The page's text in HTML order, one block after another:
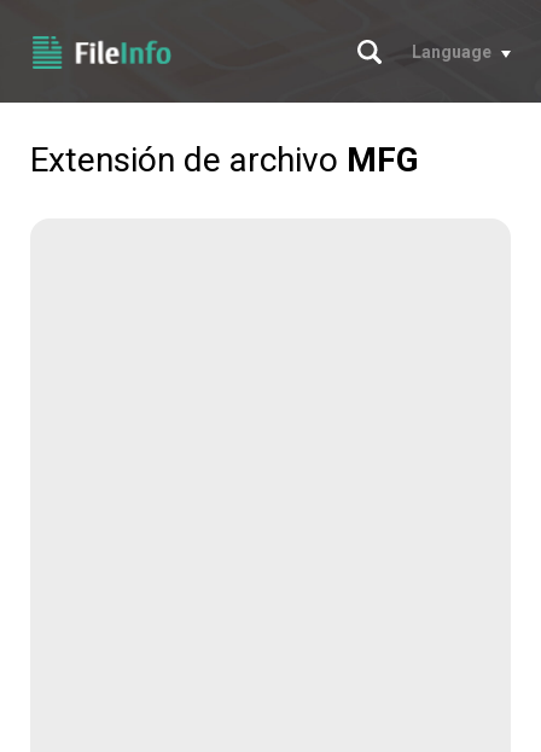
Buscar
Language
Extensión de archivo MFG